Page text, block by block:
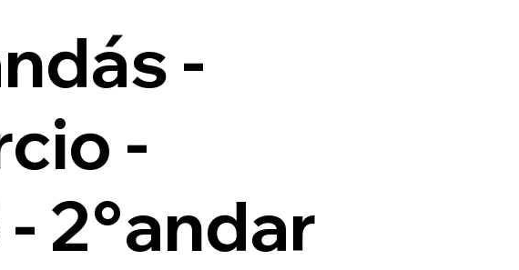
-
-
2°andar